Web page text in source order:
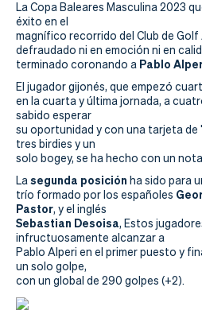
La
Federación
Federarse
Jugar
Aprender
Actualidad
Tienda
La Copa Baleares Masculina 2023
éxito en el
magnífico recorrido del Club de Golf
defraudado ni en emoción ni en
terminado coronando a Pablo
El jugador gijonés, que empezó
en la cuarta y última jornada, a
sabido esperar
su oportunidad y con una tarjeta de
tres birdies y un
solo bogey, se ha hecho con un
Lasegunda posición ha sido para
trío formado por los españoles
Pastor, y el inglés
Sebastian Desoisa, Estos
infructuosamente alcanzar a
Pablo Alperi en el primer puesto y
un solo golpe,
con un global de 290 golpes (+2).